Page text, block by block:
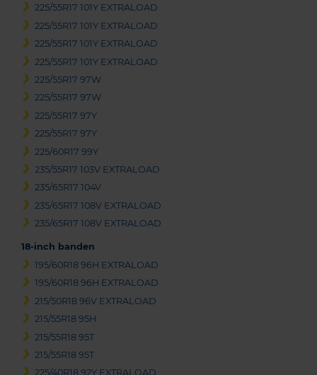
225/55R17 101Y EXTRALOAD
225/55R17 101Y EXTRALOAD
225/55R17 101Y EXTRALOAD
225/55R17 101Y EXTRALOAD
225/55R17 97W
225/55R17 97W
225/55R17 97Y
225/55R17 97Y
225/60R17 99Y
235/55R17 103V EXTRALOAD
235/65R17 104V
235/65R17 108V EXTRALOAD
235/65R17 108V EXTRALOAD
18-inch banden
195/60R18 96H EXTRALOAD
195/60R18 96H EXTRALOAD
215/50R18 96V EXTRALOAD
215/55R18 95H
215/55R18 95T
215/55R18 95T
225/40R18 92Y EXTRALOAD